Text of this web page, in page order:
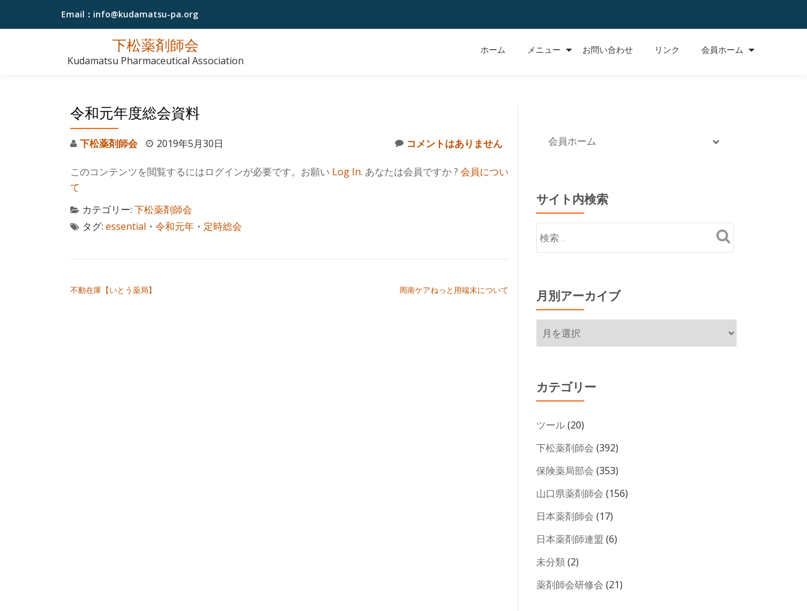
コ
Email： info@kudamatsu-pa.org
下松薬剤師会
Kudamatsu Pharmaceutical Association
ホーム メニュー お問い合わせ リンク 会員ホーム
令和元年度総会資料
下松薬剤師会 2019年5月30日 コメントはありません
このコンテンツを閲覧するにはログインが必要です。お願い Log In. あなたは会員ですか ? 会員につい
て
カテゴリー: 下松薬剤師会
タグ: essential ・ 令和元年 ・ 定時総会
不動在庫【いとう薬局】 周南ケアねっと用端末について
会員ホーム
サイト内検索
月別アーカイブ
月
別
カ
ブ
カテゴリー
ツール(20)
下松薬剤師会 (392)
保険薬局部会 (353)
山口県薬剤師会 (156)
日本薬剤師会 (17)
日本薬剤師連盟 (6)
未分類(2)
薬剤師会研修会 (21)